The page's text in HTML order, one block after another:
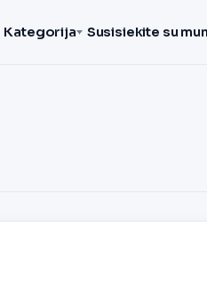
Kategorija Susisiekite su